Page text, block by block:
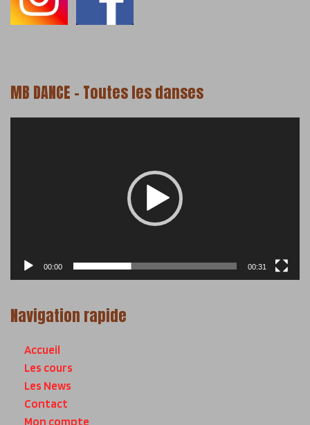
MB DANCE – Toutes les danses
00:00 00:31
Navigation rapide
Accueil
Les cours
Les News
Contact
Mon compte